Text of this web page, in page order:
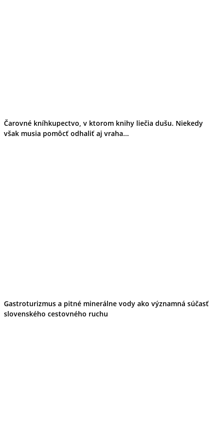
Čarovné kníhkupectvo, v ktorom knihy liečia dušu. Niekedy
však musia pomôcť odhaliť aj vraha...
Gastroturizmus a pitné minerálne vody ako významná súčasť
slovenského cestovného ruchu